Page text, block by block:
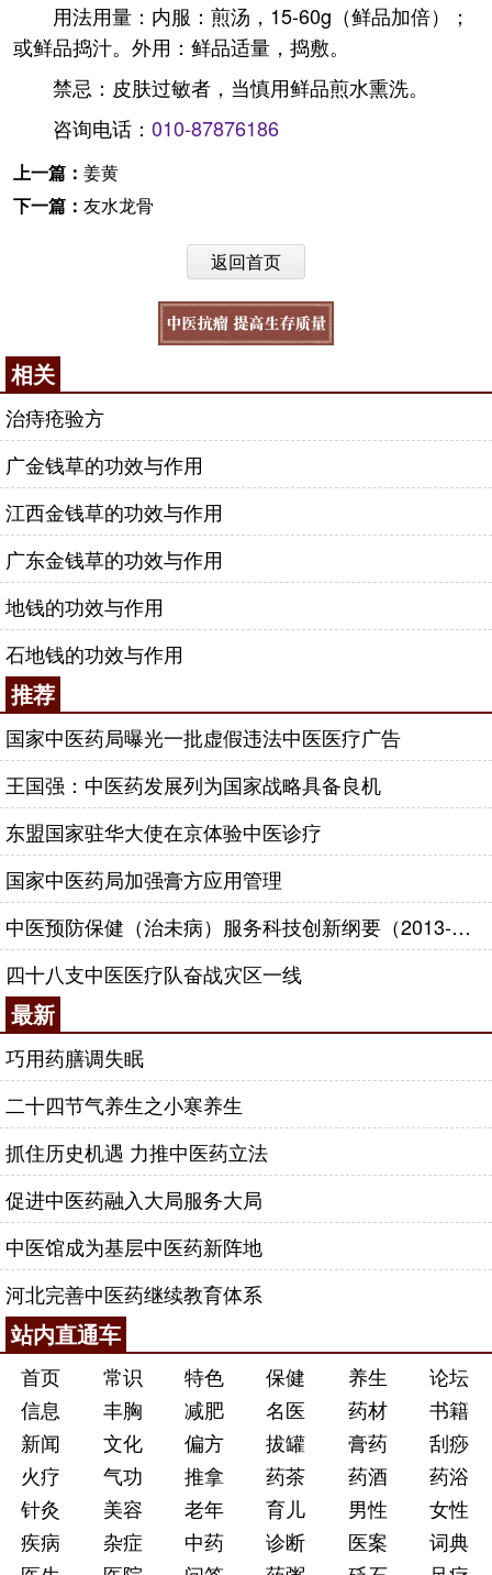
用法用量：内服：煎汤，15-60g（鲜品加倍）；
或鲜品捣汁。外用：鲜品适量，捣敷。
禁忌：皮肤过敏者，当慎用鲜品煎水熏洗。
咨询电话： 010-87876186
上一篇： 姜黄
下一篇： 友水龙骨
返回首页
相关
治痔疮验方
广金钱草的功效与作用
江西金钱草的功效与作用
广东金钱草的功效与作用
地钱的功效与作用
石地钱的功效与作用
推荐
国家中医药局曝光一批虚假违法中医医疗广告
王国强：中医药发展列为国家战略具备良机
东盟国家驻华大使在京体验中医诊疗
国家中医药局加强膏方应用管理
中医预防保健（治未病）服务科技创新纲要（2013-2020年）
四十八支中医医疗队奋战灾区一线
最新
巧用药膳调失眠
二十四节气养生之小寒养生
抓住历史机遇 力推中医药立法
促进中医药融入大局服务大局
中医馆成为基层中医药新阵地
河北完善中医药继续教育体系
站内直通车
首页 常识 特色 保健 养生
论坛
信息
丰胸 减肥 名医 药材
书籍
新闻
文化 偏方 拔罐 膏药
刮痧
火疗
气功 推拿 药茶 药酒
药浴
针灸
美容 老年 育儿 男性
女性
疾病
杂症 中药 诊断 医案
词典